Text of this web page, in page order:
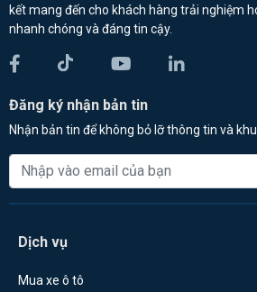
kết mang đến cho khách hàng trải nghiệm
nhanh chóng và đáng tin cậy.
Đăng ký nhận bản tin
Nhận bản tin để không bỏ lỡ thông tin và
Dịch vụ
Mua xe ô tô